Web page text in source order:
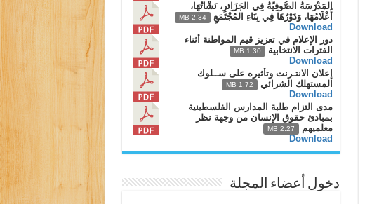
المَدْرَسَةُ الصُّوفِيَّةُ فِي الجَزَاِئرِ، نَشْأَتُهَا،
أَعْلَامُهَا، وَدَوْرُهَا فِي بِنَاءِ المُجْتَمَعِ 2.34 MB
Download
دور الإعلام في تعزيز قيم المواطنة أثناء
الفترات الانتخابية 1.30 MB
Download
إعلان الانتـرنت وتأثيره على ســلوك
المستهلك الشرائي 1.72 MB
Download
مدى التزام طلبة المدارس الفلسطينية
بمبادئ حقوق الإنسان من وجهة نظر
معلميهم 2.27 MB
Download
دخول أعضاء المجلة